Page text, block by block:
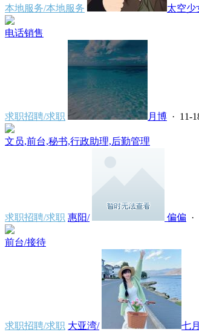
本地服务/本地服务 太空少
电话销售
求职招聘/求职 月博 · 11-
文员,前台,秘书,行政助理,后勤管理
求职招聘/求职 惠阳/ 偏偏 ·
前台/接待
求职招聘/求职 大亚湾/ 七月